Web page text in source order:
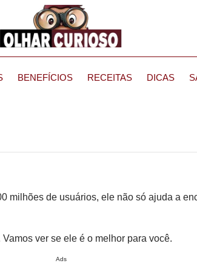
BENEFÍCIOS RECEITAS DICAS
milhões de usuários, ele não só ajuda a
Vamos ver se ele é o melhor para você.
Ads